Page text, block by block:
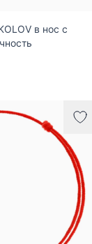
в нос с